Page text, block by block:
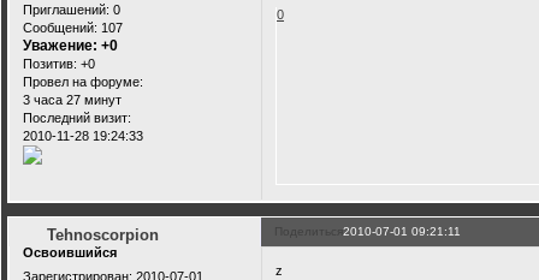
Приглашений: 0
Сообщений: 107
Уважение: +0
Позитив: +0
Провел на форуме:
3 часа 27 минут
Последний визит:
2010-11-28 19:24:33
0
Поделиться2010-07-01 09:21:11
Tehnoscorpion
Освоившийся
Зарегистрирован: 2010-07-01 z